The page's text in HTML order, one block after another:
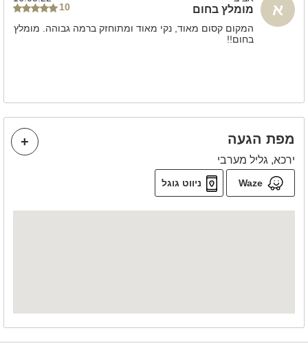
מידע כללי
שולחן פינג פונג
טרמפולינה
א מומלץ בחום
10
המקום קסום מאוד, נקי מאוד ומתוחזק ברמה גבוהה. מומלץ
בחום!!
מפת הגעה
ירכא, גליל מערבי
Waze ניווט גוגל